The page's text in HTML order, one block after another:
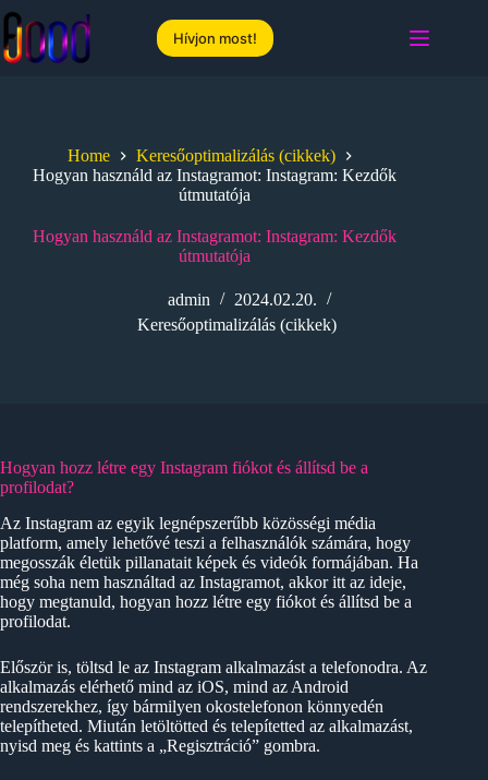
Skip
content
Hívjon most!
Home
Keresőoptimalizálás (cikkek)
Hogyan használd az Instagramot: Instagram: Kezdők
útmutatója
Hogyan használd az Instagramot: Instagram: Kezdők
útmutatója
admin
2024.02.20.
Keresőoptimalizálás (cikkek)
Hogyan hozz létre egy Instagram fiókot és állítsd be a
profilodat?
Az Instagram az egyik legnépszerűbb közösségi média
platform, amely lehetővé teszi a felhasználók számára, hogy
megosszák életük pillanatait képek és videók formájában. Ha
még soha nem használtad az Instagramot, akkor itt az ideje,
hogy megtanuld, hogyan hozz létre egy fiókot és állítsd be a
profilodat.
Először is, töltsd le az Instagram alkalmazást a telefonodra. Az
alkalmazás elérhető mind az iOS, mind az Android
rendszerekhez, így bármilyen okostelefonon könnyedén
telepítheted. Miután letöltötted és telepítetted az alkalmazást,
nyisd meg és kattints a „Regisztráció” gombra.